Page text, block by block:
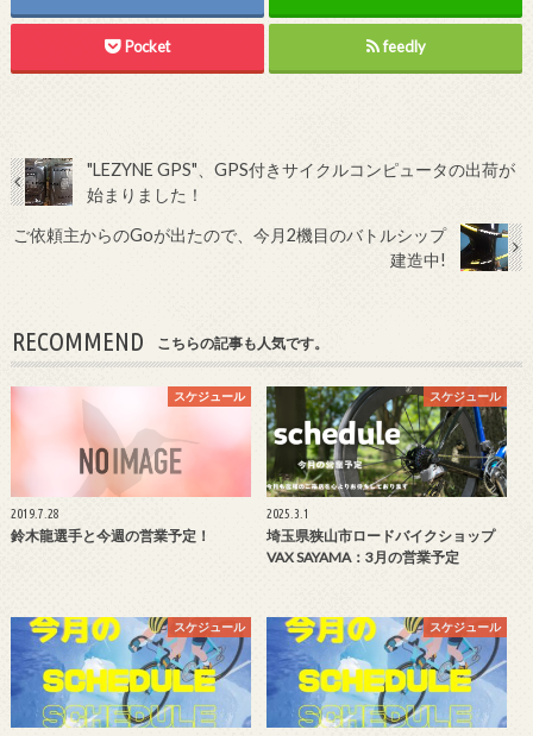
Pocket feedly
"LEZYNE GPS"、GPS付きサイクルコンピュータの出荷が
始まりました！
ご依頼主からのGoが出たので、今月2機目のバトルシップ
建造中!
RECOMMEND こちらの記事も人気です。
スケジュール
2019.7.28
鈴木龍選手と今週の営業予定！
スケジュール
2025.3.1
埼玉県狭山市ロードバイクショップ
VAX SAYAMA：3月の営業予定
スケジュール スケジュール